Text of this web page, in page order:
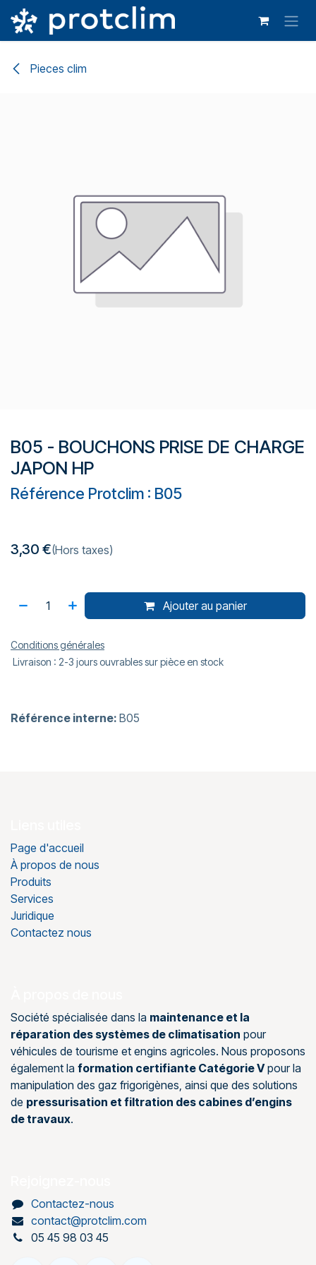
Se rendre au contenu
Pieces clim
B05 - BOUCHONS PRISE DE CHARGE
JAPON HP
Référence Protclim : B05
3,30 €(Hors taxes)
Ajouter au panier
Conditions générales
Livraison : 2-3 jours ouvrables sur pièce en stock
Référence interne: B05
Page d'accueil
À propos de nous
Produits
Services
Juridique
Contactez nous
Société spécialisée dans la maintenance et la
réparation des systèmes de climatisation pour
véhicules de tourisme et engins agricoles. Nous proposons
également la formation certifiante Catégorie Vpour la
manipulation des gaz frigorigènes, ainsi que des solutions
de pressurisation et filtration des cabines d’engins
de travaux.
Contactez-nous
contact@protclim.com
05 45 98 03 45